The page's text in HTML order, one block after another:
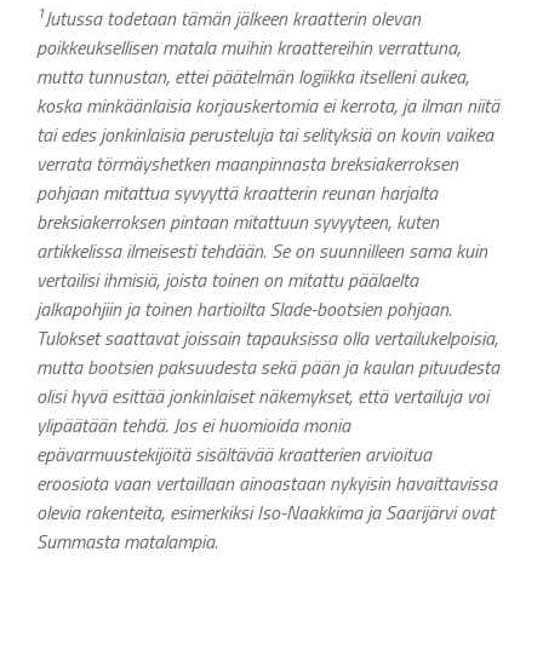
1Jutussa todetaan tämän jälkeen kraatterin olevan
poikkeuksellisen matala muihin kraattereihin verrattuna,
mutta tunnustan, ettei päätelmän logiikka itselleni aukea,
koska minkäänlaisia korjauskertomia ei kerrota, ja ilman niitä
tai edes jonkinlaisia perusteluja tai selityksiä on kovin vaikea
verrata törmäyshetken maanpinnasta breksiakerroksen
pohjaan mitattua syvyyttä kraatterin reunan harjalta
breksiakerroksen pintaan mitattuun syvyyteen, kuten
artikkelissa ilmeisesti tehdään. Se on suunnilleen sama kuin
vertailisi ihmisiä, joista toinen on mitattu päälaelta
jalkapohjiin ja toinen hartioilta Slade-bootsien pohjaan.
Tulokset saattavat joissain tapauksissa olla vertailukelpoisia,
mutta bootsien paksuudesta sekä pään ja kaulan pituudesta
olisi hyvä esittää jonkinlaiset näkemykset, että vertailuja voi
ylipäätään tehdä. Jos ei huomioida monia
epävarmuustekijöitä sisältävää kraatterien arvioitua
eroosiota vaan vertaillaan ainoastaan nykyisin havaittavissa
olevia rakenteita, esimerkiksi Iso-Naakkima ja Saarijärvi ovat
Summasta matalampia.